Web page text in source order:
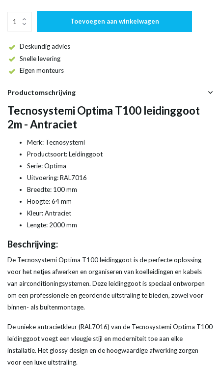
Toevoegen aan winkelwagen
Deskundig advies
Snelle levering
Eigen monteurs
Productomschrijving
Tecnosystemi Optima T100 leidinggoot
2m - Antraciet
Merk: Tecnosystemi
Productsoort: Leidinggoot
Serie: Optima
Uitvoering: RAL7016
Breedte: 100 mm
Hoogte: 64 mm
Kleur: Antraciet
Lengte: 2000 mm
Beschrijving:
De Tecnosystemi Optima T100 leidinggoot is de perfecte oplossing
voor het netjes afwerken en organiseren van koelleidingen en kabels
van airconditioningsystemen. Deze leidinggoot is speciaal ontworpen
om een professionele en geordende uitstraling te bieden, zowel voor
binnen- als buitenmontage.
De unieke antracietkleur (RAL7016) van de Tecnosystemi Optima T100
leidinggoot voegt een vleugje stijl en moderniteit toe aan elke
installatie. Het glossy design en de hoogwaardige afwerking zorgen
voor een luxe uitstraling.